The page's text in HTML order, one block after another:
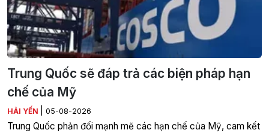
Trung Quốc sẽ đáp trả các biện pháp hạn
chế của Mỹ
HẢI YẾN 05-08-2026
Trung Quốc phản đối mạnh mẽ các hạn chế của Mỹ, cam kết